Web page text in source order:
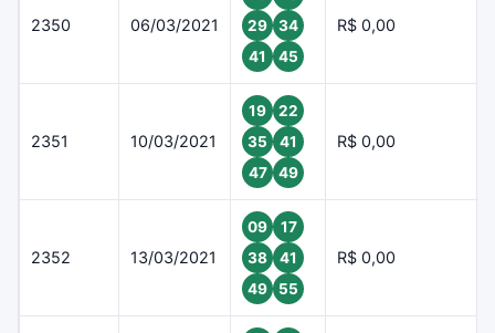
2350 06/03/2021
29
34
41
45
R$ 0,00
2351 10/03/2021
19
22
35
41
47
49
R$ 0,00
2352 13/03/2021
09
17
38
41
49
55
R$ 0,00